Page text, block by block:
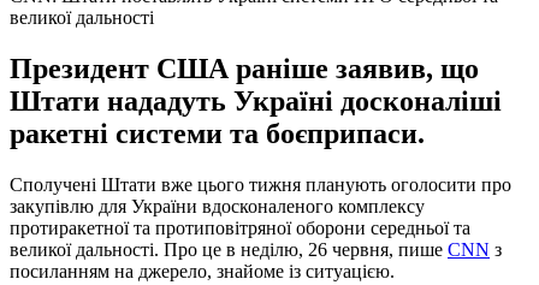
великої дальності
Президент США раніше заявив, що
Штати нададуть Україні досконаліші
ракетні системи та боєприпаси.
Сполучені Штати вже цього тижня планують оголосити про
закупівлю для України вдосконаленого комплексу
протиракетної та протиповітряної оборони середньої та
великої дальності. Про це в неділю, 26 червня, пише CNN з
посиланням на джерело, знайоме із ситуацією.